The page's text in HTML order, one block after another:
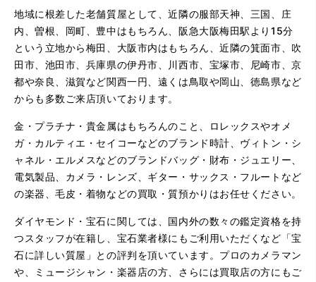
地域に根差した老舗質屋として、近隣の服部天神、三国、庄
内、曽根、岡町、豊中はもちろん、阪急大阪梅田駅より15分
という立地から梅田、大阪市内はもちろん、近隣の箕面市、吹
田市、池田市、兵庫県の伊丹市、川西市、宝塚市、尼崎市、京
都や奈良、滋賀など関西一円、遠くは鳥取や岡山、徳島県など
からも多数ご来店頂いております。
金・プラチナ・貴金属はもちろんのこと、ロレックスやオメ
ガ・カルティエ・セイコーなどのブランド時計、ヴィトン・シ
ャネル・エルメスなどのブランドバッグ・財布・ジュエリー、
電気製品、カメラ・レンズ、ギター・サックス・フルートなど
の楽器、毛皮・着物などの買取・質預かりはお任せください。
ダイヤモンド・宝石に関しては、国内外の数々の鑑定資格を持
つスタッフが在籍し、宝石業者様にもご利用いただくなど「宝
石に詳しい質屋」との評判を頂いています。プロのカメラマン
や、ミュージシャン・楽器店の方、さらには買取店の方にもご